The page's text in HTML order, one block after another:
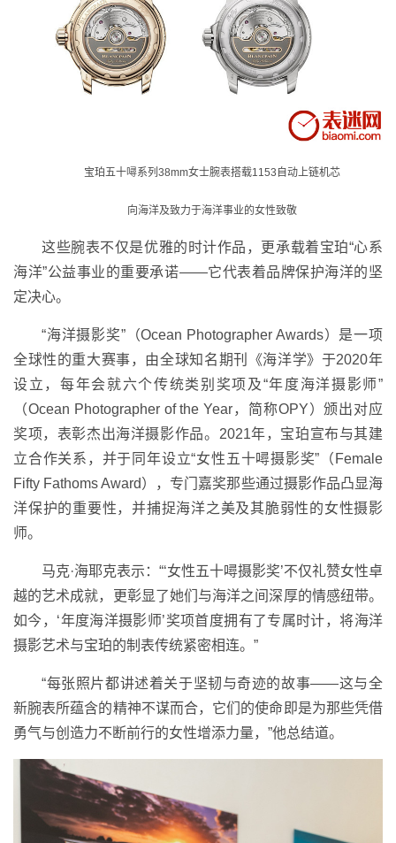
宝珀五十噚系列38mm女士腕表搭载1153自动上链机芯
向海洋及致力于海洋事业的女性致敬
这些腕表不仅是优雅的时计作品，更承载着宝珀“心系
海洋”公益事业的重要承诺——它代表着品牌保护海洋的坚
定决心。
“海洋摄影奖”（Ocean Photographer Awards）是一项
全球性的重大赛事，由全球知名期刊《海洋学》于2020年
设立，每年会就六个传统类别奖项及“年度海洋摄影师”
（Ocean Photographer of the Year，简称OPY）颁出对应
奖项，表彰杰出海洋摄影作品。2021年，宝珀宣布与其建
立合作关系，并于同年设立“女性五十噚摄影奖”（Female
Fifty Fathoms Award），专门嘉奖那些通过摄影作品凸显海
洋保护的重要性，并捕捉海洋之美及其脆弱性的女性摄影
师。
马克·海耶克表示：“‘女性五十噚摄影奖’不仅礼赞女性卓
越的艺术成就，更彰显了她们与海洋之间深厚的情感纽带。
如今，‘年度海洋摄影师’奖项首度拥有了专属时计，将海洋
摄影艺术与宝珀的制表传统紧密相连。”
“每张照片都讲述着关于坚韧与奇迹的故事——这与全
新腕表所蕴含的精神不谋而合，它们的使命即是为那些凭借
勇气与创造力不断前行的女性增添力量，”他总结道。